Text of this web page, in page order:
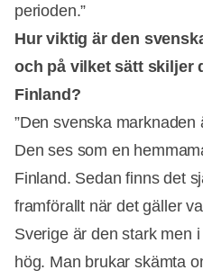
perioden.”
Hur viktig är den
och på vilket sätt skiljer
Finland?
”Den svenska
Den ses som en
Finland. Sedan finns det
framförallt när det gäller
Sverige är den stark men
hög. Man brukar skämta